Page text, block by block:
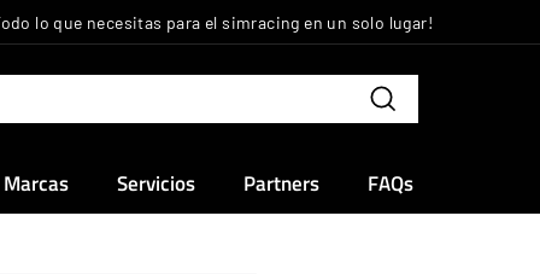
lo que necesitas para el simracing en un solo lugar!
Buscar
Marcas Servicios Partners FAQs